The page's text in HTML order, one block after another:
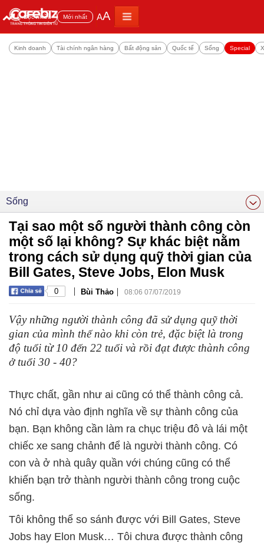
Đọc nhiều Mới nhất AA
Kinh doanh Tài chính ngân hàng Bất động sản Quốc tế Sống Special
Sống
Tại sao một số người thành công còn
một số lại không? Sự khác biệt nằm
trong cách sử dụng quỹ thời gian của
Bill Gates, Steve Jobs, Elon Musk
0 | Bùi Thảo | 08:06 07/07/2019
Vậy những người thành công đã sử dụng quỹ thời
gian của mình thế nào khi còn trẻ, đặc biệt là trong
độ tuổi từ 10 đến 22 tuổi và rồi đạt được thành công
ở tuổi 30 - 40?
Thực chất, gần như ai cũng có thể thành công cả.
Nó chỉ dựa vào định nghĩa về sự thành công của
bạn. Bạn không cần làm ra chục triệu đô và lái một
chiếc xe sang chảnh để là người thành công. Có
con và ở nhà quây quần với chúng cũng có thể
khiến bạn trở thành người thành công trong cuộc
sống.
Tôi không thể so sánh được với Bill Gates, Steve
Jobs hay Elon Musk… Tôi chưa được thành công